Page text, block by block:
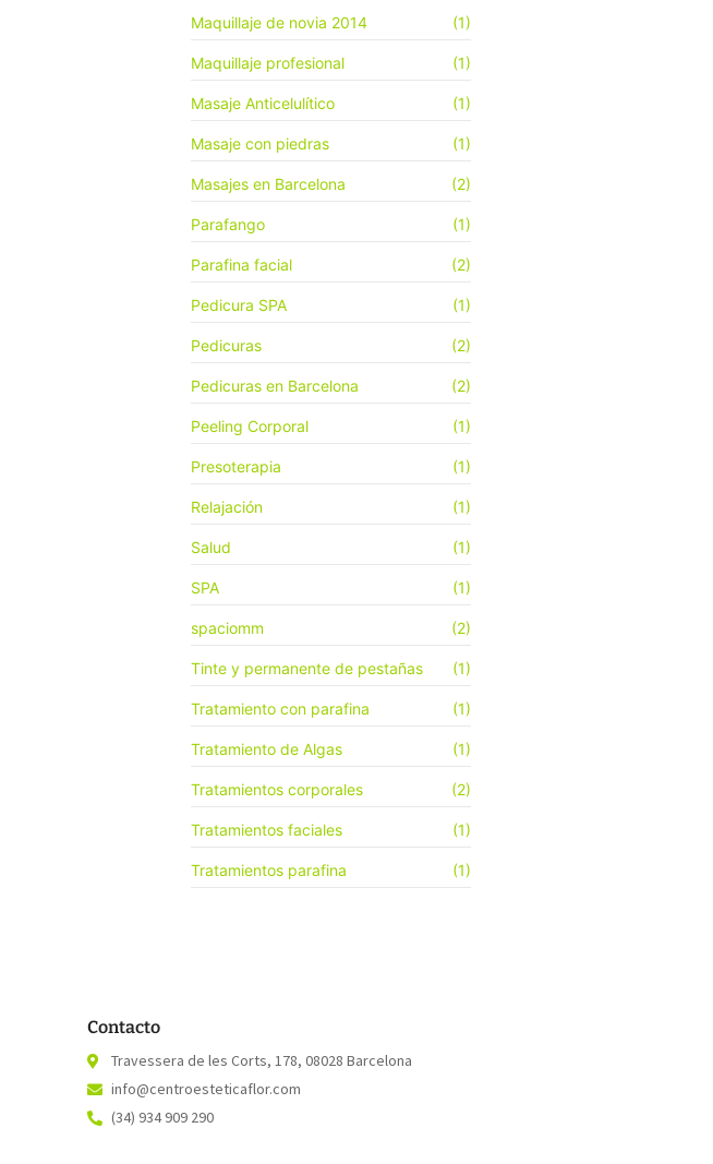
Maquillaje de novia 2014 (1)
Maquillaje profesional (1)
Masaje Anticelulítico (1)
Masaje con piedras (1)
Masajes en Barcelona (2)
Parafango (1)
Parafina facial (2)
Pedicura SPA (1)
Pedicuras (2)
Pedicuras en Barcelona (2)
Peeling Corporal (1)
Presoterapia (1)
Relajación (1)
Salud (1)
SPA (1)
spaciomm (2)
Tinte y permanente de pestañas (1)
Tratamiento con parafina (1)
Tratamiento de Algas (1)
Tratamientos corporales (2)
Tratamientos faciales (1)
Tratamientos parafina (1)
Contacto
Travessera de les Corts, 178, 08028 Barcelona
info@centroesteticaflor.com
(34) 934 909 290